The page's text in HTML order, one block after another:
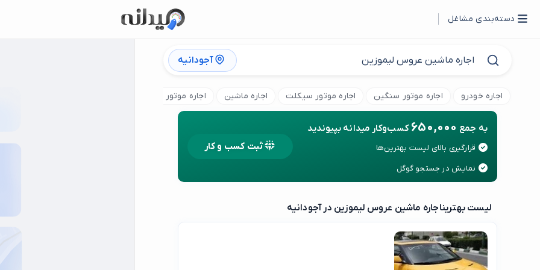
دسته‌بندی مشاغل
آجودانیه
اجاره خودرو اجاره موتور سنگین اجاره موتور سیکلت اجاره ماشین اجاره موتور برقی
به جمع 650,000 کسب‌وکار میدانه بپیوندید
قرارگیری بالای لیست بهترین‌ها
نمایش در جستجو گوگل
ثبت کسب و کار
لیست بهتریناجاره ماشین عروس لیموزین در آجودانیه